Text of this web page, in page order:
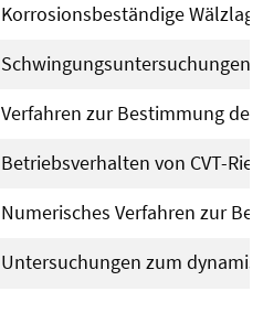
Korrosionsbeständige
Schwingungsuntersuchungen
Verfahren zur Bestimmung
Betriebsverhalten von CVT-
Numerisches Verfahren zur
Untersuchungen zum